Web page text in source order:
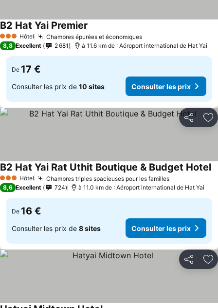
3 ÉtoilesHôtel Chambres épurées et économiques
B2 Hat Yai Premier
8,8 Excellent 2 681 à 11.6 km de : Aéroport international de Hat Yai
De 17 €
Consulter les prix de 10 sites Consulter les prix
Partager
3 ÉtoilesHôtel Chambres triples spacieuses pour les familles
B2 Hat Yai Rat Uthit Boutique & Budget Hotel
8,6 Excellent 724 à 11.0 km de : Aéroport international de Hat Yai
De 16 €
Consulter les prix de 8 sites Consulter les prix
Partager